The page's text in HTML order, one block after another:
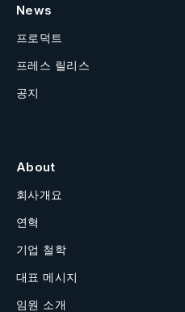
News
프로덕트
프레스 릴리스
공지
About
회사개요
연혁
기업 철학
대표 메시지
임원 소개